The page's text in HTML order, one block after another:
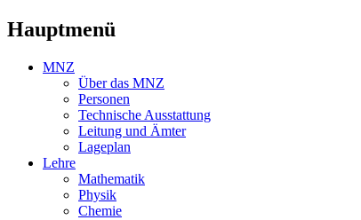
Hauptmenü
MNZ
Über das MNZ
Personen
Technische Ausstattung
Leitung und Ämter
Lageplan
Lehre
Mathematik
Physik
Chemie